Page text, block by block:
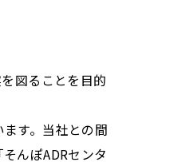
図ることを目的
す。当社との間
んぽADRセンタ